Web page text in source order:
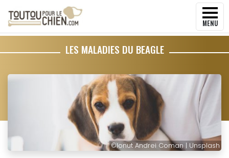
MENU
LES MALADIES DU BEAGLE
©Ionut Andrei Coman | Unsplash